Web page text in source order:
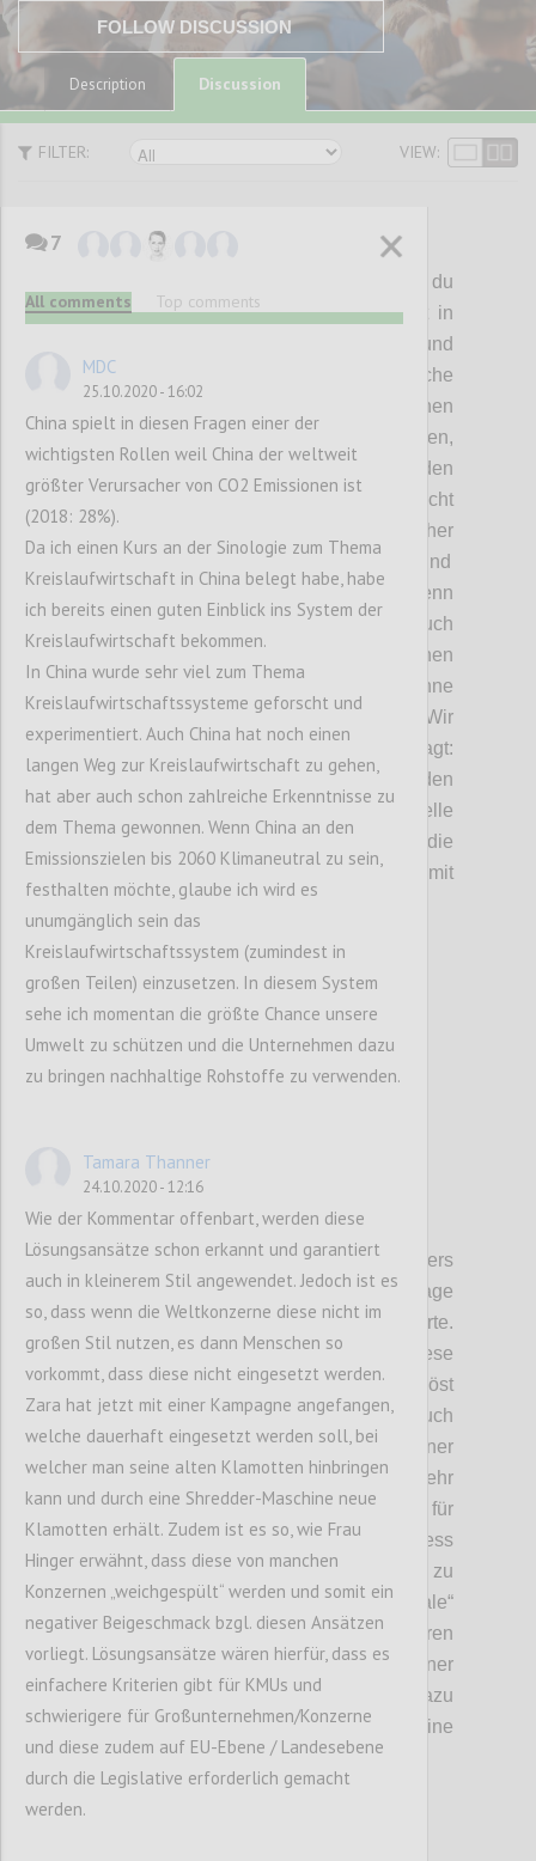
FOLLOW DISCUSSION
Description Discussion
FILTER: VIEW:
Ich gewinne, du
verlierst.So verhalten wir uns derzeit oft in
und
gegenüber der
Solche
Nullsummenspiele können auf allen Ebenen
gespielt werden: mit
Innen,
Geschäftspartner
in den
Was sie nicht
tun, ist, uns aus der Krise zu führen. Daher
neue Formen des Umgangs
und
nachhaltigere Geschäftsmodelle
finden.
Denn
ein echtes Nullsummenspiel, ist, wie auch
diskutiert wurde, eine Illusion. Wir können
Natur nicht schaden, ohne
auch uns selbst zu schaden.
Wir
haben uns in dieser Diskussion daher gefragt:
Wie können Nullsummenspiele vermieden
werden und nachhaltigere Geschäftsmodelle
entstehen?
Welche Faktoren beeinflussen die
Entwicklung neuer Geschäftsmodelle mit
mehr ökonomischen Puffern?
P2
Kritische Unsicherheiten : Als besonders
kritisch und unsicher erschien uns die Frage
gemeinsamerbzw. verbindender
Werte.
Wobei wir uns bewusst sind, dass diese
Wertediskussion nicht so einfach gelöst
werden kann. Gerade bei Werten ist auch
Diversität wichtig, um denEinzelnen in seiner
Kreativität und seiner Entfaltung nicht zu sehr
zu beschränken.Zu starkeKonformität istfür
die Entstehung von Innovationen im Business
Bereich, die wir jetzt dringend benötigend, zu
einengend .Wir lebenals „animalsoziale“
aber nicht alleine abgekoppelt in unseren
individuellen Blasen, sondern auch in einer
Gemeinschaft, in der verbindende Werte dazu
führen können, gemeinsam eine
wünschenswertere Zukunft zu gestalten.
7
All comments Top comments
MDC
25.10.2020 - 16:02
China spielt in diesen Fragen einer der
wichtigsten Rollen weil China der weltweit
größter Verursacher von CO2 Emissionen ist
(2018: 28%).
Da ich einen Kurs an der Sinologie zum Thema
Kreislaufwirtschaft in China belegt habe, habe
ich bereits einen guten Einblick ins System der
Kreislaufwirtschaft bekommen.
In China wurde sehr viel zum Thema
Kreislaufwirtschaftssysteme geforscht und
experimentiert. Auch China hat noch einen
langen Weg zur Kreislaufwirtschaft zu gehen,
hat aber auch schon zahlreiche Erkenntnisse zu
dem Thema gewonnen. Wenn China an den
Emissionszielen bis 2060 Klimaneutral zu sein,
festhalten möchte, glaube ich wird es
unumgänglich sein das
Kreislaufwirtschaftssystem (zumindest in
großen Teilen) einzusetzen. In diesem System
sehe ich momentan die größte Chance unsere
Umwelt zu schützen und die Unternehmen dazu
zu bringen nachhaltige Rohstoffe zu verwenden.
Tamara Thanner
24.10.2020 - 12:16
Wie der Kommentar offenbart, werden diese
Lösungsansätze schon erkannt und garantiert
auch in kleinerem Stil angewendet. Jedoch ist es
so, dass wenn die Weltkonzerne diese nicht im
großen Stil nutzen, es dann Menschen so
vorkommt, dass diese nicht eingesetzt werden.
Zara hat jetzt mit einer Kampagne angefangen,
welche dauerhaft eingesetzt werden soll, bei
welcher man seine alten Klamotten hinbringen
kann und durch eine Shredder-Maschine neue
Klamotten erhält. Zudem ist es so, wie Frau
Hinger erwähnt, dass diese von manchen
Konzernen „weichgespült“ werden und somit ein
negativer Beigeschmack bzgl. diesen Ansätzen
vorliegt. Lösungsansätze wären hierfür, dass es
einfachere Kriterien gibt für KMUs und
schwierigere für Großunternehmen/Konzerne
und diese zudem auf EU-Ebene / Landesebene
durch die Legislative erforderlich gemacht
werden.